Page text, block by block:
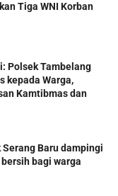
Tiga WNI Korban
Polsek Tambelang
kepada Warga,
Kamtibmas dan
Baru dampingi
bagi warga